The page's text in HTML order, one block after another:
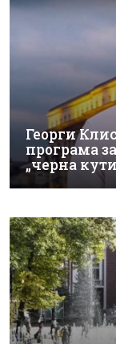
Георги
програма
„черна